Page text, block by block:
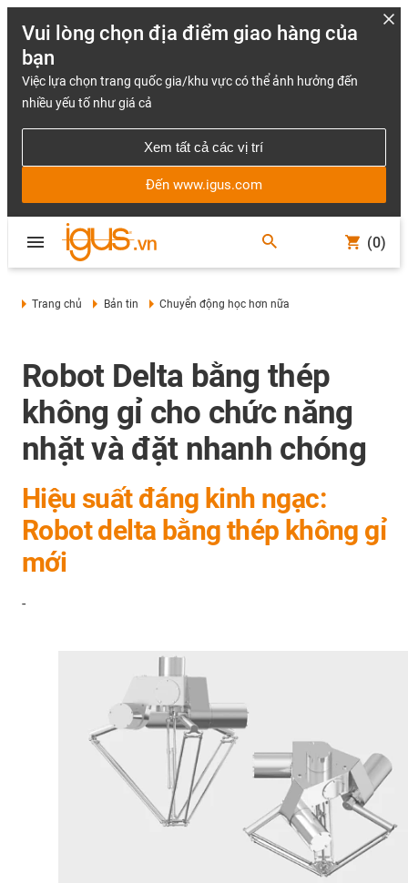
Vui lòng chọn địa điểm giao hàng của
bạn
Việc lựa chọn trang quốc gia/khu vực có thể ảnh hưởng đến
nhiều yếu tố như giá cả
Xem tất cả các vị trí
Đến www.igus.com
(0)
Trang chủ Bản tin Chuyển động học hơn nữa
Robot Delta bằng thép
không gỉ cho chức năng
nhặt và đặt nhanh chóng
Hiệu suất đáng kinh ngạc:
Robot delta bằng thép không gỉ
mới
-